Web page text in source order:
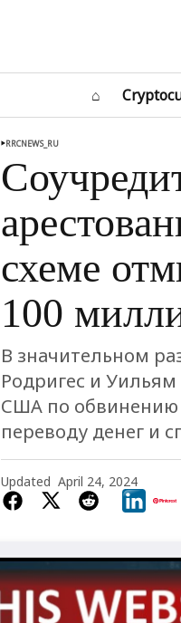
⌂
RRCNEWS_RU
схеме
100
В значительном
Родригес и
США по обвинению
переводу денег и
Updated April 24, 2024